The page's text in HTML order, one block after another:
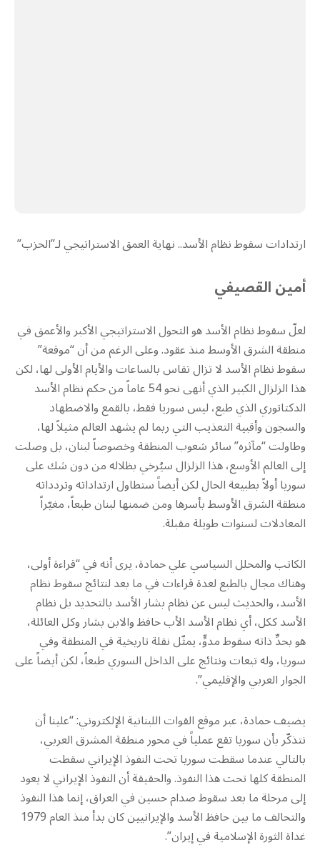
ارتدادات سقوط نظام الأسد.. نهاية العمق الاستراتيجي لـ”الحزب”
أمين القصيفي
لعلّ سقوط نظام الأسد هو التحول الاستراتيجي الأكبر والأعمق في
منطقة الشرق الأوسط منذ عقود. وعلى الرغم من أن “موقعة”
سقوط نظام الأسد لا تزال تقاس بالساعات والأيام الأولى لها، لكن
هذا الزلزال الكبير الذي أنهى نحو 54 عاماً من حكم نظام الأسد
الدكتاتوري الذي طبع، ليس سوريا فقط، بالقمع والاضطهاد
والسجون وأقبية التعذيب التي ربما لم يشهد العالم مثيلاً لها،
وطاولت “مآثره” سائر شعوب المنطقة وخصوصاً لبنان، بل وصلت
إلى العالم الأوسع، هذا الزلزال سيُرخي بظلاله من دون شك على
سوريا أولاً بطبيعة الحال لكن أيضاً ستطاول ارتداداته وتردداته
منطقة الشرق الأوسط بأسرها ومن ضمنها لبنان طبعاً، مغيّراً
المعادلات لسنوات طويلة مقبلة.
الكاتب والمحلل السياسي علي حمادة، يرى أنه في “قراءة أولى،
وهناك مجال بالطبع لعدة قراءات في ما بعد لنتائج سقوط نظام
الأسد، والحديث ليس عن نظام بشار الأسد بالتحديد بل نظام
الأسد ككل، أي نظام الأسد الأب حافظ والابن بشار وكل العائلة،
هو بحدِّ ذاته سقوط مدوٍّ، يمثّل نقلة تاريخية في المنطقة وفي
سوريا، وله تبعات ونتائج على الداخل السوري طبعاً، لكن أيضاً على
الجوار العربي والإقليمي”.
يضيف حمادة، عبر موقع القوات اللبنانية الإلكتروني: “علينا أن
نتذكّر بأن سوريا تقع عملياً في محور منطقة المشرق العربي،
بالتالي عندما سقطت سوريا تحت النفوذ الإيراني سقطت
المنطقة كلها تحت هذا النفوذ. والحقيقة أن النفوذ الإيراني لا يعود
إلى مرحلة ما بعد سقوط صدام حسين في العراق، إنما هذا النفوذ
والتحالف ما بين حافظ الأسد والإيرانيين كان بدأ منذ العام 1979
غداة الثورة الإسلامية في إيران”.